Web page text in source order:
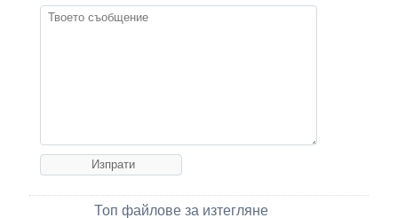
Топ файлове за изтегляне